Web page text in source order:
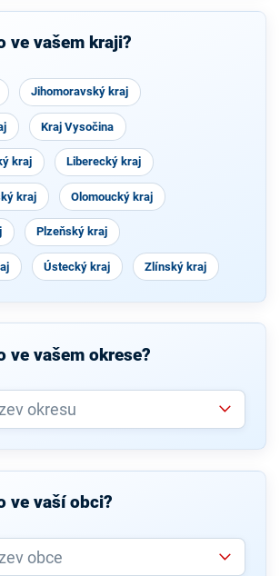
Svobodný
ve vašem kraji?
Jihomoravský kraj
Kraj Vysočina
kraj Liberecký kraj
kraj Olomoucký kraj
Plzeňský kraj
Ústecký kraj Zlínský kraj
ve vašem okrese?
ve vaší obci?